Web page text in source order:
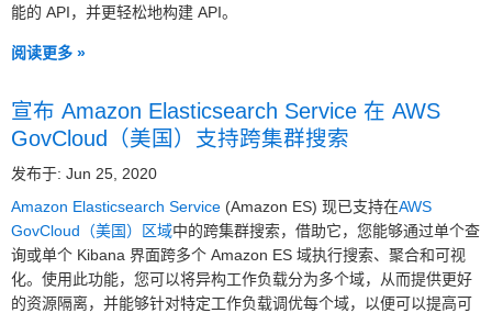
能的 API，并更轻松地构建 API。
阅读更多 »
宣布 Amazon Elasticsearch Service 在 AWS
GovCloud（美国）支持跨集群搜索
发布于: Jun 25, 2020
Amazon Elasticsearch Service (Amazon ES) 现已支持在AWS
GovCloud（美国）区域中的跨集群搜索，借助它，您能够通过单个查
询或单个 Kibana 界面跨多个 Amazon ES 域执行搜索、聚合和可视
化。使用此功能，您可以将异构工作负载分为多个域，从而提供更好
的资源隔离，并能够针对特定工作负载调优每个域，以便可以提高可